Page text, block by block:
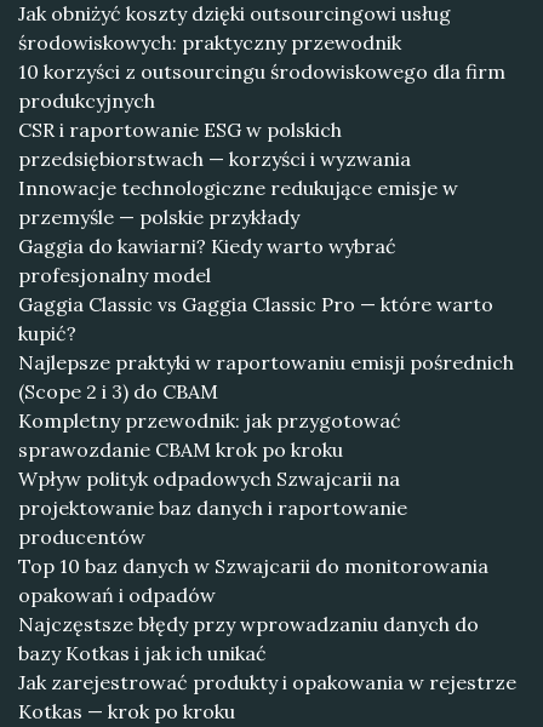
Jak obniżyć koszty dzięki outsourcingowi usług
środowiskowych: praktyczny przewodnik
10 korzyści z outsourcingu środowiskowego dla firm
produkcyjnych
CSR i raportowanie ESG w polskich
przedsiębiorstwach — korzyści i wyzwania
Innowacje technologiczne redukujące emisje w
przemyśle — polskie przykłady
Gaggia do kawiarni? Kiedy warto wybrać
profesjonalny model
Gaggia Classic vs Gaggia Classic Pro — które warto
kupić?
Najlepsze praktyki w raportowaniu emisji pośrednich
(Scope 2 i 3) do CBAM
Kompletny przewodnik: jak przygotować
sprawozdanie CBAM krok po kroku
Wpływ polityk odpadowych Szwajcarii na
projektowanie baz danych i raportowanie
producentów
Top 10 baz danych w Szwajcarii do monitorowania
opakowań i odpadów
Najczęstsze błędy przy wprowadzaniu danych do
bazy Kotkas i jak ich unikać
Jak zarejestrować produkty i opakowania w rejestrze
Kotkas — krok po kroku